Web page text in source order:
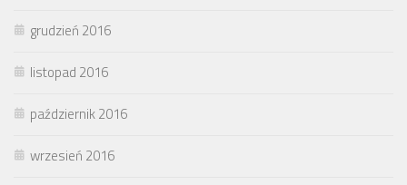
grudzień 2016
listopad 2016
październik 2016
wrzesień 2016